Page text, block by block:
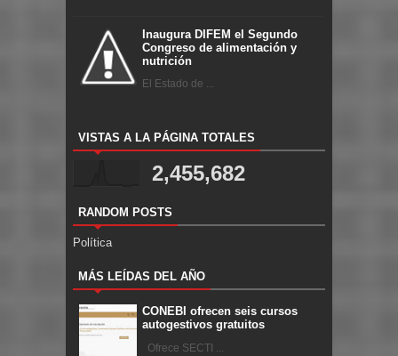
Inaugura DIFEM el Segundo
Congreso de alimentación y
nutrición
El Estado de ...
VISTAS A LA PÁGINA TOTALES
2,455,682
RANDOM POSTS
Política
MÁS LEÍDAS DEL AÑO
CONEBI ofrecen seis cursos
autogestivos gratuitos
Ofrece SECTI ...